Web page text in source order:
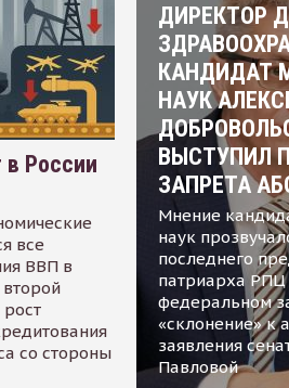
России
все
ВВП в
со стороны
ДИРЕКТОР
КАНДИДАТ
НАУК
ВЫСТУПИЛ
ЗАПРЕТА
Мнение
наук
последнего
патриарха РПЦ
федеральном
«склонение» к
заявления
Павловой